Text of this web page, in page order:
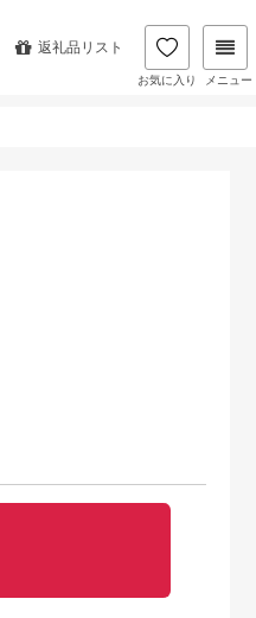
返礼品リスト
お気に入り メニュー